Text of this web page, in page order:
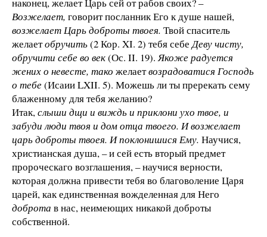
Возжелает, говорит посланник Его к душе нашей,
возжелает Царь доброты твоея. Твой спаситель
желаетобручить(2 Кор. XI. 2) тебя себеДеву чисту,
обручити себе во век(Ос. II. 19).Якоже радуется
жених о невесте, тако желаетвозрадоватися Господь
о тебе(Исаии LXII. 5). Можешь ли ты пререкать сему
блаженному для тебя желанию?
Итак,слыши дщи и виждь и приклони ухо твое, и
забуди люди твоя и дом отца твоего. И возжелает
царь доброты твоея. И поклонишися Ему. Научися,
христианская душа, – и сей есть вторый предмет
пророческаго возглашения, – научися верности,
которая должна привести тебя во благоволение Царя
царей, как единственная вожделенная для Него
доброта в нас, неимеющих никакой доброты
собственной.